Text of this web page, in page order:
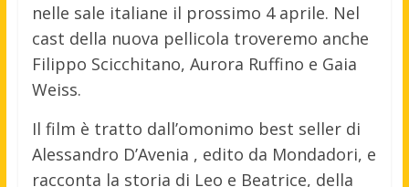
nelle sale italiane il prossimo 4 aprile. Nel
cast della nuova pellicola troveremo anche
Filippo Scicchitano, Aurora Ruffino e Gaia
Weiss.
Il film è tratto dall’omonimo best seller di
Alessandro D’Avenia , edito da Mondadori, e
racconta la storia di Leo e Beatrice, della